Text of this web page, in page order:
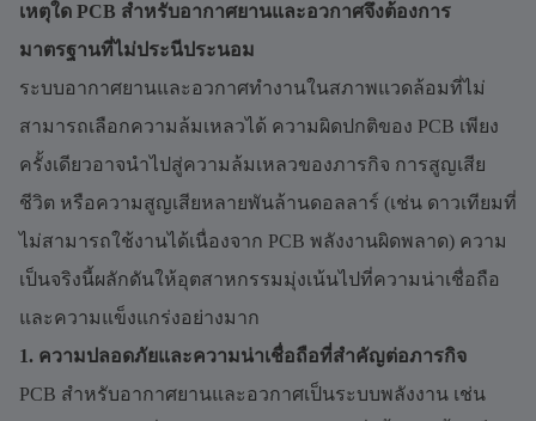
เหตุใด PCB สำหรับอากาศยานและอวกาศจึงต้องการ
มาตรฐานที่ไม่ประนีประนอม
ระบบอากาศยานและอวกาศทำงานในสภาพแวดล้อมที่ไม่
สามารถเลือกความล้มเหลวได้ ความผิดปกติของ PCB เพียง
ครั้งเดียวอาจนำไปสู่ความล้มเหลวของภารกิจ การสูญเสีย
ชีวิต หรือความสูญเสียหลายพันล้านดอลลาร์ (เช่น ดาวเทียมที่
ไม่สามารถใช้งานได้เนื่องจาก PCB พลังงานผิดพลาด) ความ
เป็นจริงนี้ผลักดันให้อุตสาหกรรมมุ่งเน้นไปที่ความน่าเชื่อถือ
และความแข็งแกร่งอย่างมาก
1. ความปลอดภัยและความน่าเชื่อถือที่สำคัญต่อภารกิจ
PCB สำหรับอากาศยานและอวกาศเป็นระบบพลังงาน เช่น